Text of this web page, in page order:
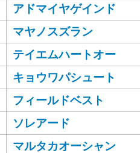
アドマイヤゲインド
マヤノスズラン
テイエムハートオー
キョウワパシュート
フィールドベスト
ソレアード
マルタカオーシャン